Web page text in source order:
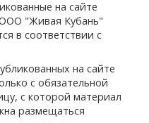
на сайте
"Живая Кубань"
в соответствии с
на сайте
с обязательной
с которой материал
размещаться